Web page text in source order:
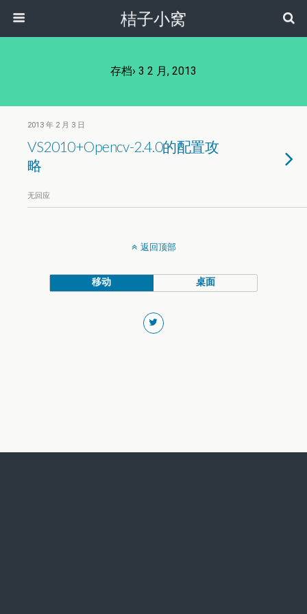
桔子小窝
存档› 3 2 月, 2013
2013 年 2 月 3 日
VS2010+Opencv-2.4.0的配置攻
略
无回应
返回顶部
移动 桌面